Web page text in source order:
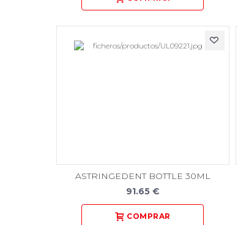
ASTRINGEDENT BOTTLE 30ML
91.65 €